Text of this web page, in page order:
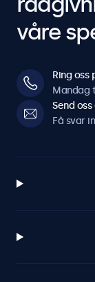
våre
Ring oss
Mandag
Send
Få svar